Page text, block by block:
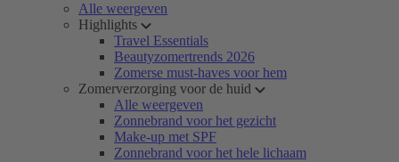
Alle weergeven
Highlights
Travel Essentials
Beautyzomertrends 2026
Zomerse must-haves voor hem
Zomerverzorging voor de huid
Alle weergeven
Zonnebrand voor het gezicht
Make-up met SPF
Zonnebrand voor het hele lichaam